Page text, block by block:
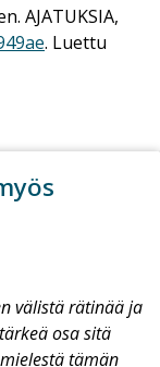
. AJATUKSIA,
. Luettu
välistä rätinää ja
osa sitä
tämän